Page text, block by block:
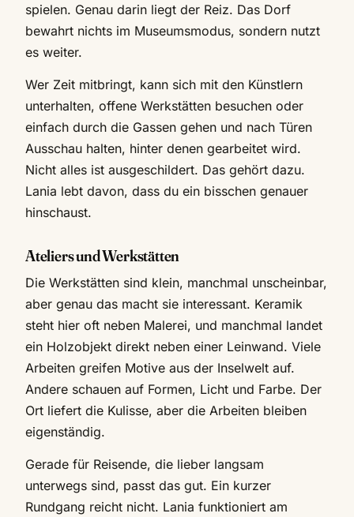
spielen. Genau darin liegt der Reiz. Das Dorf
bewahrt nichts im Museumsmodus, sondern nutzt
es weiter.
Wer Zeit mitbringt, kann sich mit den Künstlern
unterhalten, offene Werkstätten besuchen oder
einfach durch die Gassen gehen und nach Türen
Ausschau halten, hinter denen gearbeitet wird.
Nicht alles ist ausgeschildert. Das gehört dazu.
Lania lebt davon, dass du ein bisschen genauer
hinschaust.
Ateliers und Werkstätten
Die Werkstätten sind klein, manchmal unscheinbar,
aber genau das macht sie interessant. Keramik
steht hier oft neben Malerei, und manchmal landet
ein Holzobjekt direkt neben einer Leinwand. Viele
Arbeiten greifen Motive aus der Inselwelt auf.
Andere schauen auf Formen, Licht und Farbe. Der
Ort liefert die Kulisse, aber die Arbeiten bleiben
eigenständig.
Gerade für Reisende, die lieber langsam
unterwegs sind, passt das gut. Ein kurzer
Rundgang reicht nicht. Lania funktioniert am